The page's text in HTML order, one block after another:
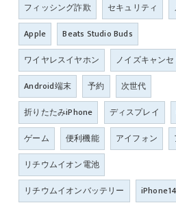
フィッシング詐欺
セキュリティ
Apple
Beats Studio Buds
ワイヤレスイヤホン
ノイズキャン
Android端末
予約
次世代
折りたたみiPhone
ディスプレイ
ゲーム
便利機能 アイフォン
リチウムイオン電池
リチウムイオンバッテリー
iPhone14